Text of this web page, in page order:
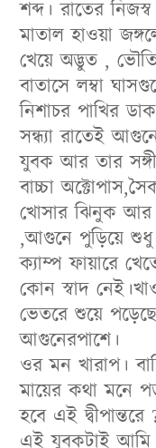
শব্দ। রাতের
মাতাল হাওয়া
খেয়ে অদ্ভুত ,
বাতাসে লম্বা
নিশাচর পাখির
সন্ধ্যা রাতেই
যুবক আর তার
বাচ্চা
খোসার ঝিনুক আর
,আগুনে পুড়িয়ে
ক্যাম্প ফায়ারে
কোন স্বাদ
ভেতরে শুয়ে
আগুনেরপাশে।
ওর মন খারাপ।
মায়ের কথা মনে
হবে এই দ্বীপান্তরে
এই যুবকটাই